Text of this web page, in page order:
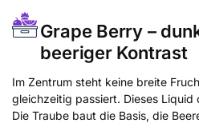
Grape Berry –
beeriger Kontrast
Im Zentrum steht keine breite
gleichzeitig passiert. Dieses Liquid
Die Traube baut die Basis, die